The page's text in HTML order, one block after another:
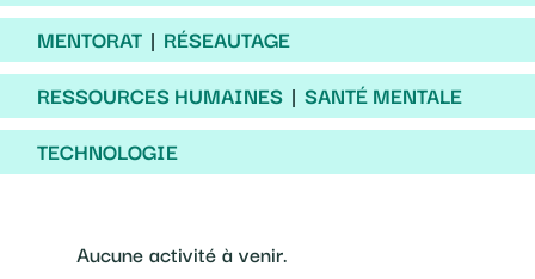
MENTORAT
RÉSEAUTAGE
RESSOURCES HUMAINES
SANTÉ MENTALE
TECHNOLOGIE
Aucune activité à venir.